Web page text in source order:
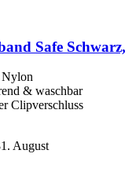
Safe
Nylon
& waschbar
Clipverschluss
August